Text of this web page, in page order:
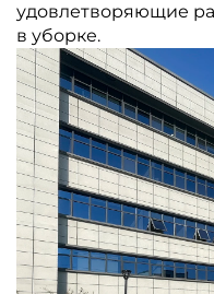
удовлетворяющие
в уборке.